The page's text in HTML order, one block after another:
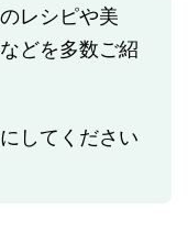
レシピや美
どを多数ご紹
してください